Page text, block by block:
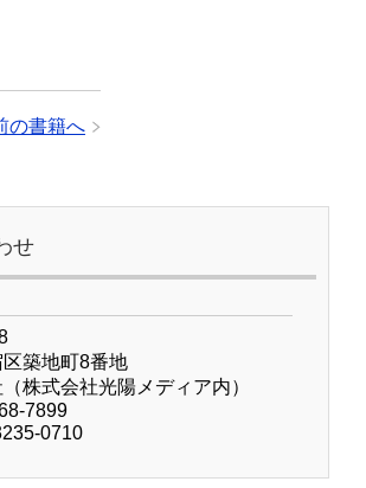
の書籍へ
せ
築地町8番地
株式会社光陽メディア内）
7899
0710